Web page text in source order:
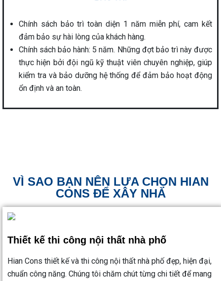
Chính sách bảo trì toàn diện 1 năm miễn phí, cam kết
đảm bảo sự hài lòng của khách hàng.
Chính sách bảo hành: 5 năm. Những đợt bảo trì này được
thực hiện bởi đội ngũ kỹ thuật viên chuyên nghiệp, giúp
kiểm tra và bảo dưỡng hệ thống để đảm bảo hoạt động
ổn định và an toàn.
VÌ SAO BẠN NÊN LỰA CHỌN HIAN
CONS ĐỂ XÂY NHÀ
Thiết kế thi công nội thất nhà phố
Hian Cons thiết kế và thi công nội thất nhà phố đẹp, hiện đại,
chuẩn công năng. Chúng tôi chăm chút từng chi tiết để mang